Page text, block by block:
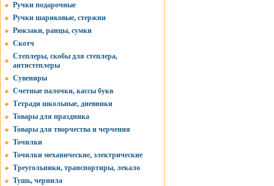
Ручки подарочные
Ручки шариковые, стержни
Рюкзаки, ранцы, сумки
Скотч
Степлеры, скобы для степлера,
антистеплеры
Сувениры
Счетные палочки, кассы букв
Тетради школьные, дневники
Товары для праздника
Товары для творчества и черчения
Точилки
Точилки механические, электрические
Треугольники, транспортиры, лекало
Тушь, чернила